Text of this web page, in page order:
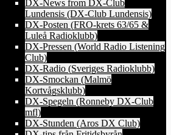
DX-News from DX-Club
Lundensis (DX-Club Lundensis)
DX-Posten (FRO-krets 63/65 &
Luleå Radioklubb)
DX-Pressen (World Radio Listening
Club)
DX-Radio (Sveriges Radioklubb)
DX-Smockan (Malmö
Kortvågsklubb)
DX-Spegeln (Ronneby DX-Club
mfl)
DX-Stunden (Aros DX Club)